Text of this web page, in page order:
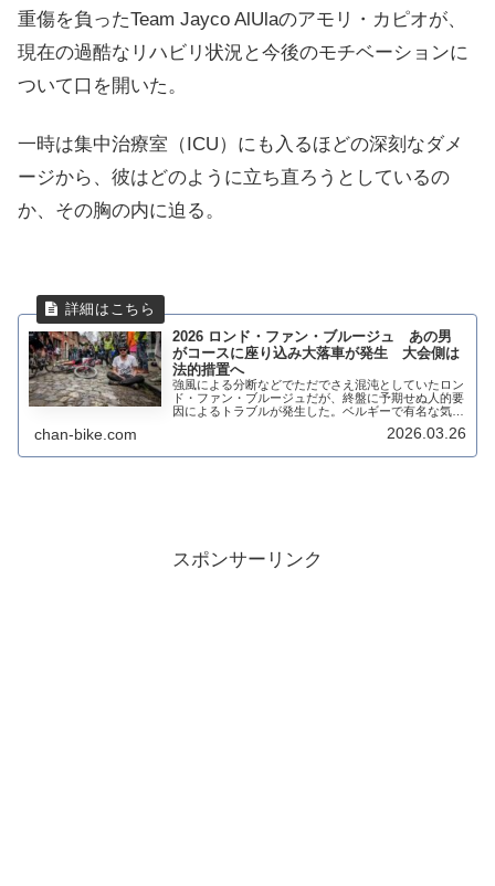
重傷を負ったTeam Jayco AlUlaのアモリ・カピオが、
現在の過酷なリハビリ状況と今後のモチベーションに
ついて口を開いた。
一時は集中治療室（ICU）にも入るほどの深刻なダメ
ージから、彼はどのように立ち直ろうとしているの
か、その胸の内に迫る。
2026 ロンド・ファン・ブルージュ あの男
がコースに座り込み大落車が発生 大会側は
法的措置へ
強風による分断などでただでさえ混沌としていたロン
ド・ファン・ブルージュだが、終盤に予期せぬ人的要
因によるトラブルが発生した。ベルギーで有名な気候
活動家がコース上に座り込み、プロトンの進行を妨害
した結果、後方で約10名が巻き込まれる落車事故が...
chan-bike.com 2026.03.26
スポンサーリンク